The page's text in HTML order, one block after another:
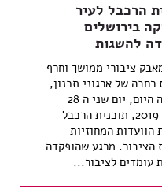
הרכבל לעיר
בירושלים
להשגות
ציבורי ממושך וחרף
רחבה של ארגוני תכנון,
הופקדה היום, יום שני ה 28
לינואר 2019, תוכנית הרכבל
הוועדות המחוזיות
הציבור. מרגע שהופקדה
עומדים לציבור...